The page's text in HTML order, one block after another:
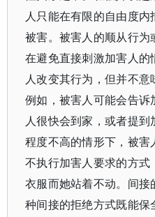
人只能在有限的自由度
被害。被害人的顺从行
在避免直接刺激加害人
人改变其行为，但并不意
例如，被害人可能会告
人很快会到家，或者提
程度不高的情形下，被
不执行加害人要求的方
衣服而她站着不动。间
种间接的拒绝方式既能保